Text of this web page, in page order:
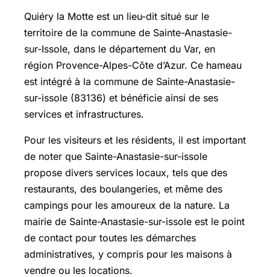
Quiéry la Motte est un lieu-dit situé sur le
territoire de la commune de Sainte-Anastasie-
sur-Issole, dans le département du Var, en
région Provence-Alpes-Côte d’Azur. Ce hameau
est intégré à la commune de Sainte-Anastasie-
sur-issole (83136) et bénéficie ainsi de ses
services et infrastructures.
Pour les visiteurs et les résidents, il est important
de noter que Sainte-Anastasie-sur-issole
propose divers services locaux, tels que des
restaurants, des boulangeries, et même des
campings pour les amoureux de la nature. La
mairie de Sainte-Anastasie-sur-issole est le point
de contact pour toutes les démarches
administratives, y compris pour les maisons à
vendre ou les locations.